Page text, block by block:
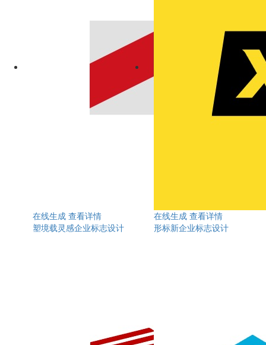
在线生成 查看详情
塑境载灵感企业标志设计
在线生成 查看详情
形标新企业标志设计